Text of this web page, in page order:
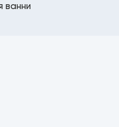
ванни